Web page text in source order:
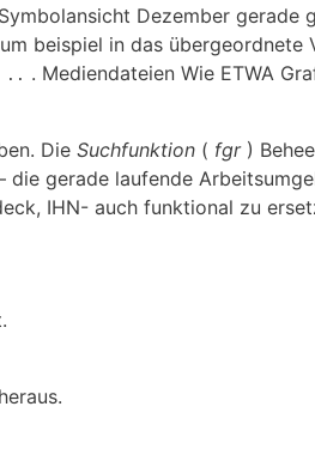
Dezember gerade
beispiel in das übergeordnete
..
. Mediendateien Wie ETWA
Die Suchfunktion ( fgr)
gerade laufende
IHN- auch funktional zu